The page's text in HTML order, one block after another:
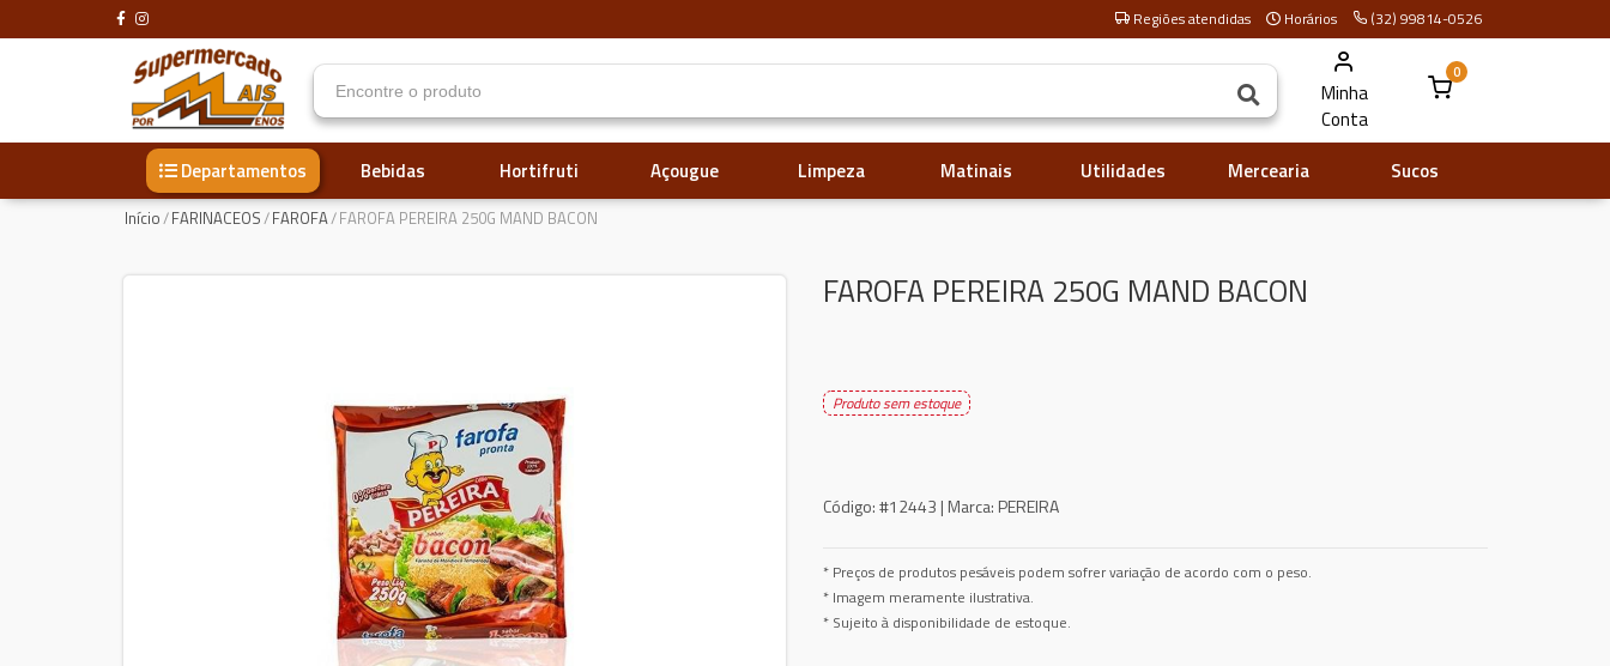
Regiões atendidas Horários (32) 99814-0526
Minha
Conta
0
Departamentos Sucos
Mercearia
Utilidades
Matinais
Limpeza
Açougue
Hortifruti
Bebidas
Início/FARINACEOS/FAROFA/FAROFA PEREIRA 250G MAND BACON
FAROFA PEREIRA 250G MAND BACON
Produto sem estoque
Código:#12443 | Marca: PEREIRA
* Preços de produtos pesáveis podem sofrer variação de acordo com o peso.
* Imagem meramente ilustrativa.
* Sujeito à disponibilidade de estoque.